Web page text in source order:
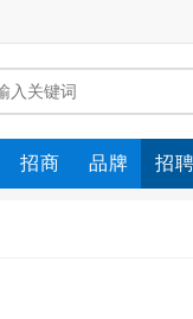
招商 品牌 招